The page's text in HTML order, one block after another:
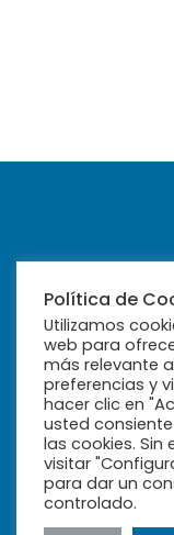
Calle Fabiola,
Aviso Legal
Política de
Utilizamos
web para
más relevante
preferencias y
hacer clic en
usted consiente
las cookies. Sin
visitar
para dar un
controlado.